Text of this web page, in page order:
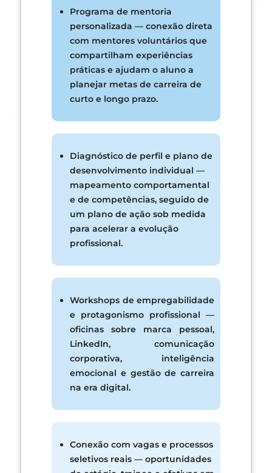
Programa de mentoria
personalizada — conexão direta
com mentores voluntários que
compartilham experiências
práticas e ajudam o aluno a
planejar metas de carreira de
curto e longo prazo.
Diagnóstico de perfil e plano de
desenvolvimento individual —
mapeamento comportamental
e de competências, seguido de
um plano de ação sob medida
para acelerar a evolução
profissional.
Workshops de empregabilidade
e protagonismo profissional —
oficinas sobre marca pessoal,
LinkedIn, comunicação
corporativa, inteligência
emocional e gestão de carreira
na era digital.
Conexão com vagas e processos
seletivos reais — oportunidades